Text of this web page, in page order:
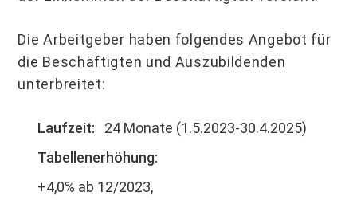
Die Arbeitgeber haben folgendes Angebot für
die Beschäftigten und Auszubildenden
unterbreitet:
Laufzeit: 24 Monate (1.5.2023-30.4.2025)
Tabellenerhöhung:
+4,0% ab 12/2023,